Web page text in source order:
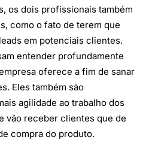
os dois profissionais também
como o fato de terem que
em potenciais clientes.
entender profundamente
oferece a fim de sanar
Eles também são
agilidade ao trabalho dos
vão receber clientes que de
compra do produto.